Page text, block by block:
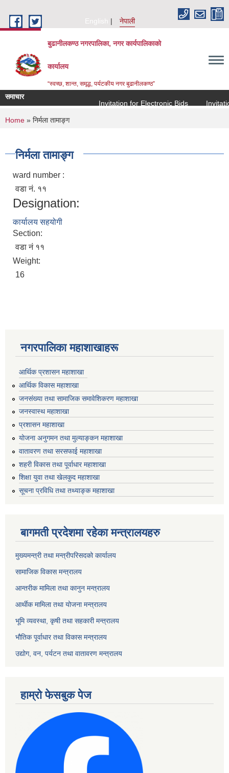
English
नेपाली
बुढानीलकण्ठ नगरपालिका, नगर कार्यपालिकाको
कार्यालय
“स्वच्छ, शान्त, समृद्ध, पर्यटकीय नगर बुढानीलकण्ठ”
समाचार
Invitation for Electronic Bids
You are here
Home » निर्मला तामाङ्ग
निर्मला तामाङ्ग
ward number :
वडा नं. ११
Designation:
कार्यालय सहयोगी
Section:
वडा नं ११
Weight:
16
नगरपालिका महाशाखाहरू
आर्थिक प्रशासन महाशाखा
आर्थिक विकास महाशाखा
जनसंख्या तथा सामाजिक समावेशिकरण महाशाखा
जनस्वास्थ महाशाखा
प्रशासन महाशाखा
योजना अनुगमन तथा मुल्याङ्कन महाशाखा
वातावरण तथा सरसफाई महाशाखा
शहरी विकास तथा पूर्वाधार महाशाखा
शिक्षा युवा तथा खेलकुद महाशाखा
सूचना प्रविधि तथा तथ्याङ्क महाशाखा
बागमती प्रदेशमा रहेका मन्त्रालयहरु
मुख्यमन्त्री तथा मन्त्रीपरिसदको कार्यालय
सामाजिक विकास मन्त्रालय
आन्तरीक मामिला तथा कानुन मन्त्रालय
आर्थीक मामिला तथा योजना मन्त्रालय
भूमि व्यवस्था, कृषी तथा सहकारी मन्त्रालय
भौतिक पूर्वाधार तथा विकास मन्त्रालय
उद्योग, वन, पर्यटन तथा वातावरण मन्त्रालय
हाम्रो फेसबुक पेज